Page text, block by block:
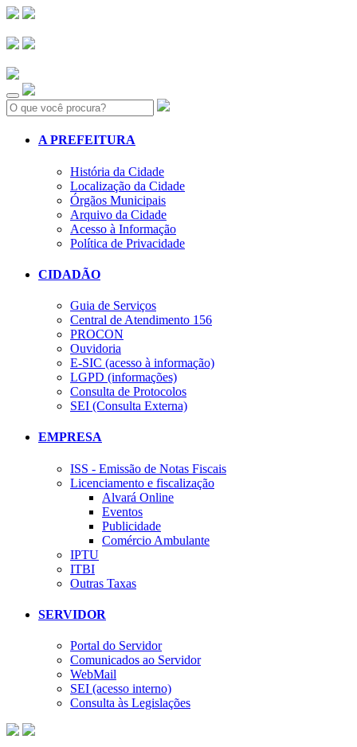
Search:
A PREFEITURA
História da Cidade
Localização da Cidade
Órgãos Municipais
Arquivo da Cidade
Acesso à Informação
Política de Privacidade
CIDADÃO
Guia de Serviços
Central de Atendimento 156
PROCON
Ouvidoria
E-SIC (acesso à informação)
LGPD (informações)
Consulta de Protocolos
SEI (Consulta Externa)
EMPRESA
ISS - Emissão de Notas Fiscais
Licenciamento e fiscalização
Alvará Online
Eventos
Publicidade
Comércio Ambulante
IPTU
ITBI
Outras Taxas
SERVIDOR
Portal do Servidor
Comunicados ao Servidor
WebMail
SEI (acesso interno)
Consulta às Legislações